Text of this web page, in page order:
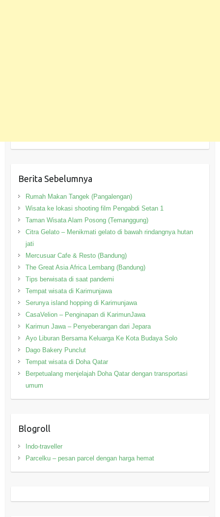
Berita Sebelumnya
Rumah Makan Tangek (Pangalengan)
Wisata ke lokasi shooting film Pengabdi Setan 1
Taman Wisata Alam Posong (Temanggung)
Citra Gelato – Menikmati gelato di bawah rindangnya hutan
jati
Mercusuar Cafe & Resto (Bandung)
The Great Asia Africa Lembang (Bandung)
Tips berwisata di saat pandemi
Tempat wisata di Karimunjawa
Serunya island hopping di Karimunjawa
CasaVelion – Penginapan di KarimunJawa
Karimun Jawa – Penyeberangan dari Jepara
Ayo Liburan Bersama Keluarga Ke Kota Budaya Solo
Dago Bakery Punclut
Tempat wisata di Doha Qatar
Berpetualang menjelajah Doha Qatar dengan transportasi
umum
Blogroll
Indo-traveller
Parcelku – pesan parcel dengan harga hemat